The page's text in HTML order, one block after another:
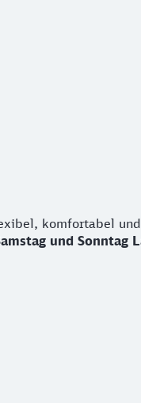
komfortabel
komfortabel
und Sonntag